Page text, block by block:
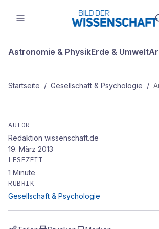
Astronomie & PhysikErde & Umwelt
Startseite / Gesellschaft & Psychologie /
Da irrt Professor Spitzer!
AUTOR
Redaktion wissenschaft.de
19. März 2013
LESEZEIT
1 Minute
RUBRIK
Gesellschaft & Psychologie